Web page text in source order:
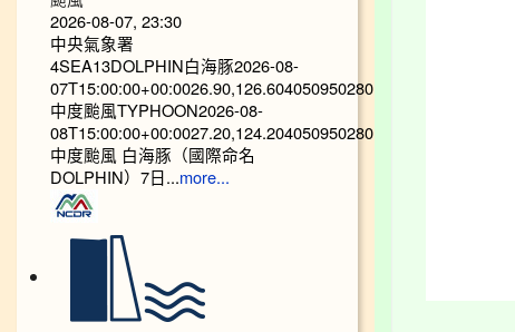
2026-08-07, 23:30
中央氣象署
4SEA13DOLPHIN白海豚2026-08-
07T15:00:00+00:0026.90,126.604050950280
中度颱風TYPHOON2026-08-
08T15:00:00+00:0027.20,124.204050950280
中度颱風 白海豚（國際命名
DOLPHIN）7日...more...